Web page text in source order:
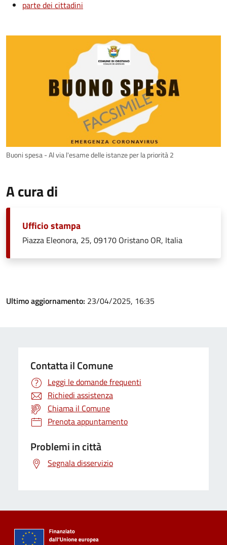
parte dei cittadini
Buoni spesa - Al via l'esame delle istanze per la priorità 2
A cura di
Ufficio stampa
Piazza Eleonora, 25, 09170 Oristano OR, Italia
Ultimo aggiornamento: 23/04/2025, 16:35
Contatta il Comune
Leggi le domande frequenti
Richiedi assistenza
Chiama il Comune
Prenota appuntamento
Problemi in città
Segnala disservizio